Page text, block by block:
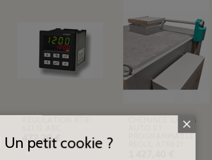
472,20 €
CHEMINEE 100MM
PROGRAMMABLE
Un petit cookie ?